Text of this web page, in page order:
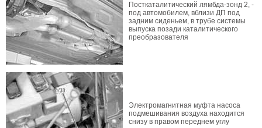
Посткаталитический лямбда-зонд 2, -
под автомобилем, вблизи ДП под
задним сиденьем, в трубе системы
выпуска позади каталитического
преобразователя
Электромагнитная муфта насоса
подмешивания воздуха находится
снизу в правом переднем углу